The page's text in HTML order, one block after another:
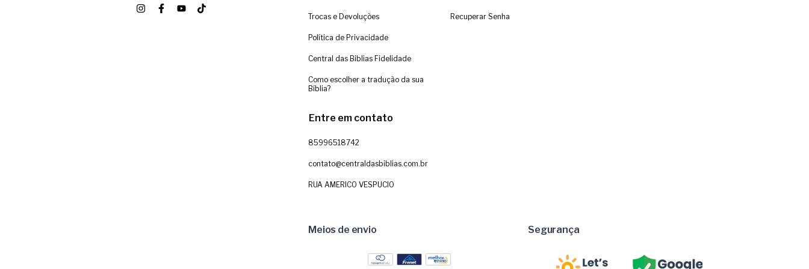
Trocas e Devoluções
Política de Privacidade
Central das Biblias Fidelidade
Como escolher a tradução da sua
Bíblia?
Recuperar Senha
Entre em contato
85996518742
contato@centraldasbiblias.com.br
RUA AMERICO VESPUCIO
Meios de envio Segurança